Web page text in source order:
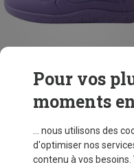
Vous économisez 41%
Pour vos
moments
... nous utilisons des
d'optimiser nos
contenu à vos